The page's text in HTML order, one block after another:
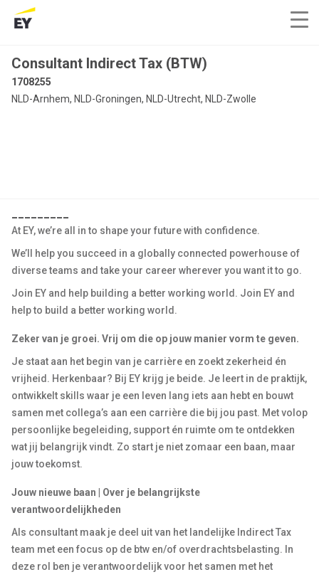
Consultant Indirect Tax (BTW)
1708255
NLD-Arnhem, NLD-Groningen, NLD-Utrecht, NLD-Zwolle
At EY, we’re all in to shape your future with confidence.
We’ll help you succeed in a globally connected powerhouse of
diverse teams and take your career wherever you want it to go.
Join EY and help building a better working world. Join EY and
help to build a better working world.
Zeker van je groei. Vrij om die op jouw manier vorm te geven.
Je staat aan het begin van je carrière en zoekt zekerheid én
vrijheid. Herkenbaar? Bij EY krijg je beide. Je leert in de praktijk,
ontwikkelt skills waar je een leven lang iets aan hebt en bouwt
samen met collega’s aan een carrière die bij jou past. Met volop
persoonlijke begeleiding, support én ruimte om te ontdekken
wat jij belangrijk vindt. Zo start je niet zomaar een baan, maar
jouw toekomst.
Jouw nieuwe baan | Over je belangrijkste
verantwoordelijkheden
Als consultant maak je deel uit van het landelijke Indirect Tax
team met een focus op de btw en/of overdrachtsbelasting. In
deze rol ben je verantwoordelijk voor het samen met het